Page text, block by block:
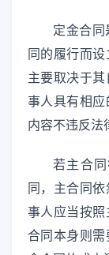
定金合同
同的履行而
主要取决于
事人具有相应
内容不违反法
若主合
同，主合同
事人应当按
合同本身则